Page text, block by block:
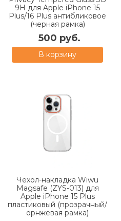
9H для Apple iPhone 15
Plus/16 Plus антибликовое
(черная рамка)
500 руб.
В корзину
Чехол-накладка Wiwu
Magsafe (ZYS-013) для
Apple iPhone 15 Plus
пластиковый (прозрачный/
орнжевая рамка)